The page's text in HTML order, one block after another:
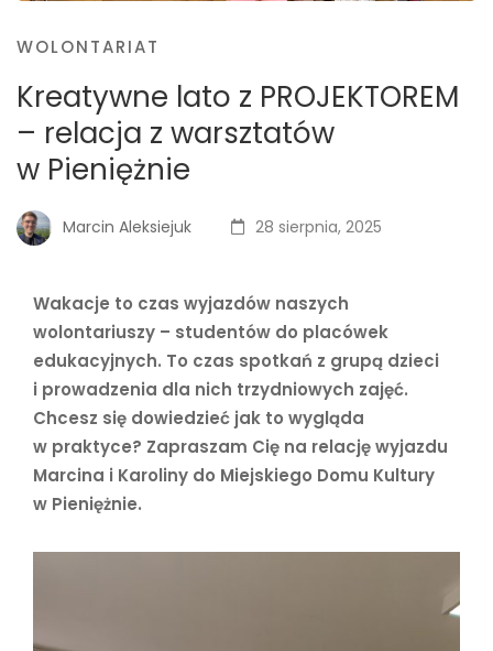
WOLONTARIAT
Kreatywne lato z PROJEKTOREM
– relacja z warsztatów
w Pieniężnie
Marcin Aleksiejuk 28 sierpnia, 2025
Wakacje to czas wyjazdów naszych
wolontariuszy – studentów do placówek
edukacyjnych. To czas spotkań z grupą dzieci
i prowadzenia dla nich trzydniowych zajęć.
Chcesz się dowiedzieć jak to wygląda
w praktyce? Zapraszam Cię na relację wyjazdu
Marcina i Karoliny do Miejskiego Domu Kultury
w Pieniężnie.